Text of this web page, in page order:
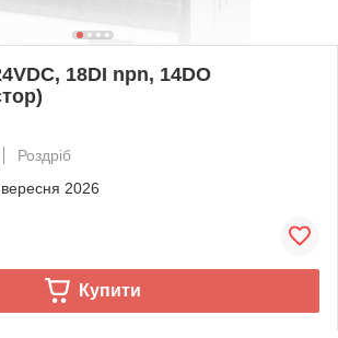
18DI npn, 14DO
Роздріб
2026
Купити